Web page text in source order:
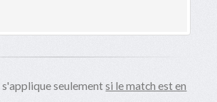
seulementsi le match est en